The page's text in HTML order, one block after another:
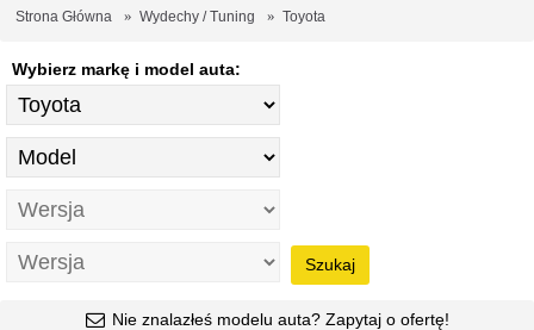
Strona Główna Wydechy / Tuning Toyota
Wybierz markę i model auta:
Szukaj
Nie znalazłeś modelu auta? Zapytaj o ofertę!